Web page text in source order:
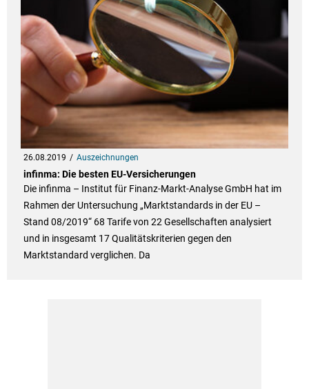
26.08.2019 Auszeichnungen
infinma: Die besten EU-Versicherungen
Die infinma – Institut für Finanz-Markt-Analyse GmbH hat im
Rahmen der Untersuchung „Marktstandards in der EU –
Stand 08/2019“ 68 Tarife von 22 Gesellschaften analysiert
und in insgesamt 17 Qualitätskriterien gegen den
Marktstandard verglichen. Da